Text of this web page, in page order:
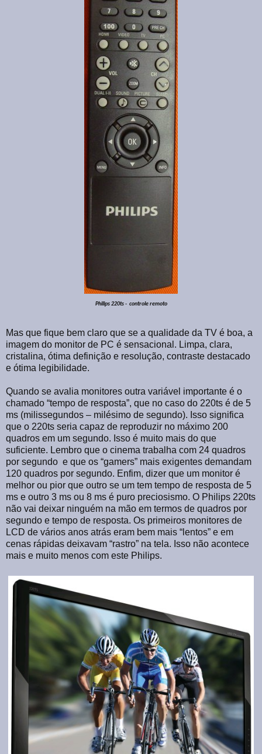
Philips 220ts - controle remoto
Mas que fique bem claro que se a qualidade da TV é boa, a
imagem do monitor de PC é sensacional. Limpa, clara,
cristalina, ótima definição e resolução, contraste destacado
e ótima legibilidade.
Quando se avalia monitores outra variável importante é o
chamado “tempo de resposta”, que no caso do 220ts é de 5
ms (milissegundos – milésimo de segundo). Isso significa
que o 220ts seria capaz de reproduzir no máximo 200
quadros em um segundo. Isso é muito mais do que
suficiente. Lembro que o cinema trabalha com 24 quadros
por segundo e que os “gamers” mais exigentes demandam
120 quadros por segundo. Enfim, dizer que um monitor é
melhor ou pior que outro se um tem tempo de resposta de 5
ms e outro 3 ms ou 8 ms é puro preciosismo. O Philips 220ts
não vai deixar ninguém na mão em termos de quadros por
segundo e tempo de resposta. Os primeiros monitores de
LCD de vários anos atrás eram bem mais “lentos” e em
cenas rápidas deixavam “rastro” na tela. Isso não acontece
mais e muito menos com este Philips.